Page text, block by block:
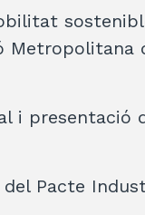
Metropolitana
i presentació
Pacte